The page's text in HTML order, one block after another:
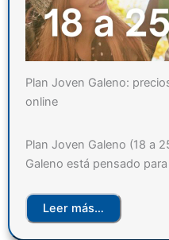
Plan Joven Galeno:
online
Plan Joven Galeno (18 a
Galeno está pensado
Leer más…